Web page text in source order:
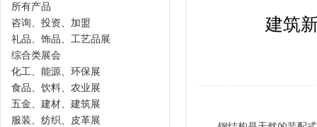
建筑
所有产品
咨询、投资、加盟
礼品、饰品、工艺品展
综合类展会
化工、能源、环保展
食品、饮料、农业展
五金、建材、建筑展
服装、纺织、皮革展